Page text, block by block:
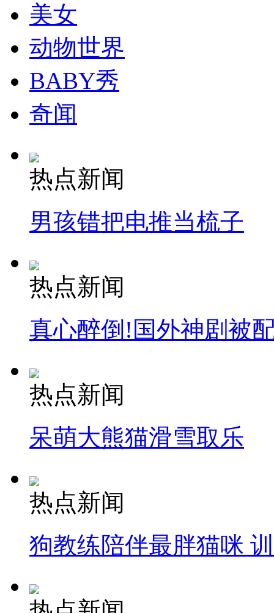
美女
动物世界
BABY秀
奇闻
热点新闻
男孩错把电推当梳子
热点新闻
真心醉倒!国外神剧被
热点新闻
呆萌大熊猫滑雪取乐
热点新闻
狗教练陪伴最胖猫咪